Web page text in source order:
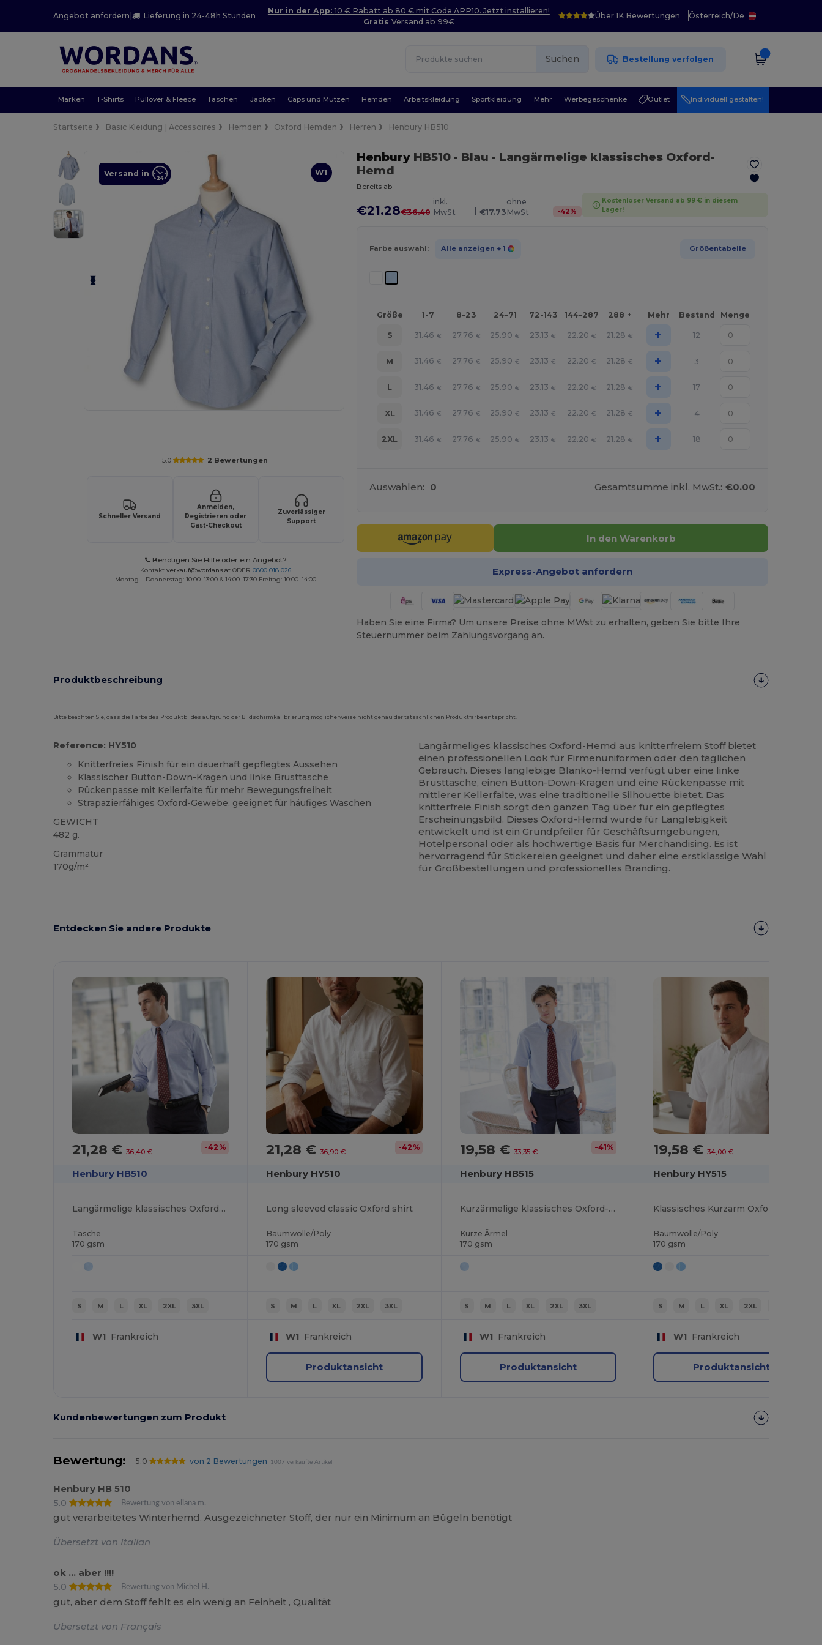
Angebot anfordern | Lieferung in 24-48h Stunden
Nur in der App: 10 € Rabatt ab 80 € mit Code APP10. Jetzt installieren!
Gratis Versand ab 99€
Über 1K Bewertungen Österreich/De
Suchen Bestellung verfolgen
Marken T-Shirts Pullover & Fleece Taschen Jacken Caps und Mützen Hemden Arbeitskleidung Sportkleidung Mehr Werbegeschenke Outlet Individuell gestalten!
Startseite Basic Kleidung | Accessoires Hemden Oxford Hemden Herren Henbury HB510
W1
Versand in
5.0 2 Bewertungen
Schneller Versand
Anmelden,
Registrieren oder
Gast-Checkout
Zuverlässiger
Support
Benötigen Sie Hilfe oder ein Angebot?
Kontaktverkauf@wordans.at ODER0800 018 026
Montag – Donnerstag: 10:00–13:00 & 14:00–17:30 Freitag: 10:00–14:00
HenburyHB510 - Blau - Langärmelige klassisches Oxford-
Hemd
Bereits ab
€21.28€36.40
inkl.
MwSt
| €17.73
ohne
MwSt
-42%
Kostenloser Versand ab 99 € in diesem
Lager!
Farbe auswahl: Alle anzeigen + 1 Größentabelle
Größe 1-7 8-23 24-71 72-143 144-287 288 + Mehr Bestand Menge
S 31.46 € 27.76 € 25.90 € 23.13 € 22.20 € 21.28 € + 12
M 31.46 € 27.76 € 25.90 € 23.13 € 22.20 € 21.28 € + 3
L 31.46 € 27.76 € 25.90 € 23.13 € 22.20 € 21.28 € + 17
XL 31.46 € 27.76 € 25.90 € 23.13 € 22.20 € 21.28 € + 4
2XL 31.46 € 27.76 € 25.90 € 23.13 € 22.20 € 21.28 € + 18
Auswahlen: 0 Gesamtsumme inkl. MwSt.: €0.00
In den Warenkorb
Express-Angebot anfordern
Haben Sie eine Firma? Um unsere Preise ohne MWst zu erhalten, geben Sie bitte Ihre
Steuernummer beim Zahlungsvorgang an.
Produktbeschreibung
Bitte beachten Sie, dass die Farbe des Produktbildes aufgrund der Bildschirmkalibrierung möglicherweise nicht genau der tatsächlichen Produktfarbe entspricht.
Reference: HY510
Knitterfreies Finish für ein dauerhaft gepflegtes Aussehen
Klassischer Button-Down-Kragen und linke Brusttasche
Rückenpasse mit Kellerfalte für mehr Bewegungsfreiheit
Strapazierfähiges Oxford-Gewebe, geeignet für häufiges Waschen
GEWICHT
482 g.
Grammatur
170g/m²
Langärmeliges klassisches Oxford-Hemd aus knitterfreiem Stoff bietet
einen professionellen Look für Firmenuniformen oder den täglichen
Gebrauch. Dieses langlebige Blanko-Hemd verfügt über eine linke
Brusttasche, einen Button-Down-Kragen und eine Rückenpasse mit
mittlerer Kellerfalte, was eine traditionelle Silhouette bietet. Das
knitterfreie Finish sorgt den ganzen Tag über für ein gepflegtes
Erscheinungsbild. Dieses Oxford-Hemd wurde für Langlebigkeit
entwickelt und ist ein Grundpfeiler für Geschäftsumgebungen,
Hotelpersonal oder als hochwertige Basis für Merchandising. Es ist
hervorragend fürStickereien geeignet und daher eine erstklassige Wahl
für Großbestellungen und professionelles Branding.
Entdecken Sie andere Produkte
21,28 €36,40 € -42%
Henbury HB510
Langärmelige klassisches Oxford-Hemd
Tasche
170 gsm
S M L XL 2XL 3XL
W1 Frankreich
21,28 € 36,90 € -42%
Henbury HY510
Long sleeved classic Oxford shirt
Baumwolle/Poly
170 gsm
S M L XL 2XL 3XL
W1 Frankreich
Produktansicht
19,58 €33,35 € -41%
Henbury HB515
Kurzärmelige klassisches Oxford-Hemd
Kurze Ärmel
170 gsm
S M L XL 2XL 3XL
W1 Frankreich
Produktansicht
19,58 €34,00 €
Henbury HY515
Klassisches Kurzarm Oxford Hemd
Baumwolle/Poly
170 gsm
S M L XL 2XL
W1 Frankreich
Produktansicht
Kundenbewertungen zum Produkt
Bewertung: 5.0 von 2 Bewertungen 1007 verkaufte Artikel
Henbury HB 510
5.0
Bewertung von eliana m.
gut verarbeitetes Winterhemd. Ausgezeichneter Stoff, der nur ein Minimum an Bügeln benötigt
Übersetzt von Italian
ok ... aber !!!!
5.0
Bewertung von Michel H.
gut, aber dem Stoff fehlt es ein wenig an Feinheit , Qualität
Übersetzt von Français